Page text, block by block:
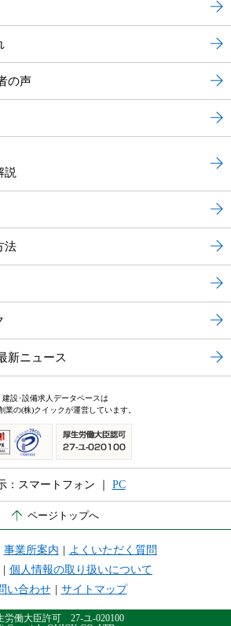
の声
説
法
新ニュース
建設･設備求人データベースは
業の(株)クイックが運営しています。
：スマートフォン ｜ PC
ページトップへ
事業所案内
よくいただく質問
個人情報の取り扱いについて
い合わせ
サイトマップ
労働大臣許可 27-ユ-020100